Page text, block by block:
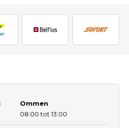
Ommen
08:00 tot 13:00